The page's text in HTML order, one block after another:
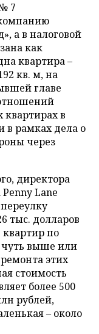
7
а в налоговой
как
квартира –
кв. м, на
главе
квартирах в
в рамках дела о
через
директора
Lane
тыс. долларов
квартир по
выше или
этих
стоимость
более 500
рублей,
– около